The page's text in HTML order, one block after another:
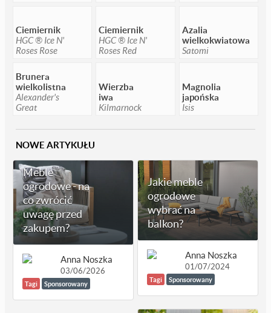
Ciemiernik
HGC ® Ice N'
Roses Rose
Ciemiernik
HGC ® Ice N'
Roses Red
Azalia
wielkokwiatowa
Satomi
Brunera
wielkolistna
Alexander's
Great
Wierzba
iwa
Kilmarnock
Magnolia
japońska
Isis
NOWE ARTYKUŁU
Meble
ogrodowe - na
co zwrócić
uwagę przed
zakupem?
Anna Noszka
03/06/2026
Tagi Sponsorowany
Jakie meble
ogrodowe
wybrać na
balkon?
Anna Noszka
01/07/2024
Tagi Sponsorowany